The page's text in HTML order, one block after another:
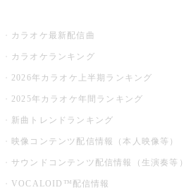
カラオケ最新配信曲
カラオケランキング
2026年カラオケ上半期ランキング
2025年カラオケ年間ランキング
新曲トレンドランキング
映像コンテンツ配信情報（本人映像等）
サウンドコンテンツ配信情報（生演奏等）
VOCALOID™配信情報